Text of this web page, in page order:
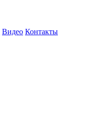
Видео Контакты